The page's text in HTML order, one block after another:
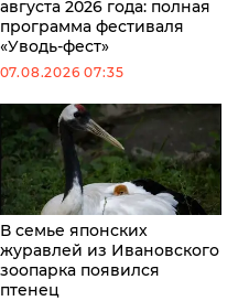
августа 2026 года: полная
программа фестиваля
«Уводь-фест»
07.08.2026 07:35
В семье японских
журавлей из Ивановского
зоопарка появился
птенец